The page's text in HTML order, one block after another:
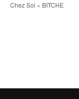
Chez Soi » BITCHE